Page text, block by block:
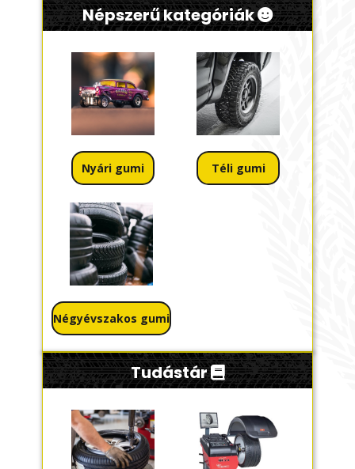
Népszerű kategóriák
Nyári gumi Téli gumi
Négyévszakos gumi
Tudástár